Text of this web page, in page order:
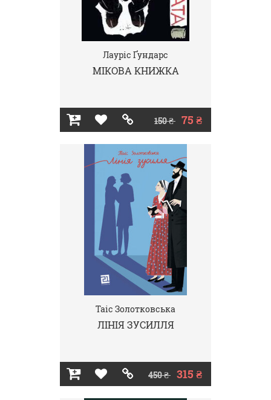
Лауріс Ґундарс
МІКОВА КНИЖКА
150 ₴ 75 ₴
Таіс Золотковська
ЛІНІЯ ЗУСИЛЛЯ
450 ₴ 315 ₴